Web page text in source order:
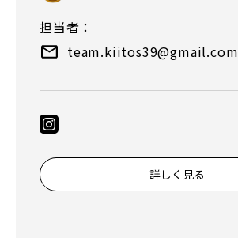
担当者：
team.kiitos39@gmail.com
詳しく見る